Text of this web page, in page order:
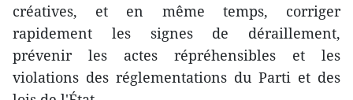
créatives, et en même temps, corriger
rapidement les signes de déraillement,
prévenir les actes répréhensibles et les
violations des réglementations du Parti et des